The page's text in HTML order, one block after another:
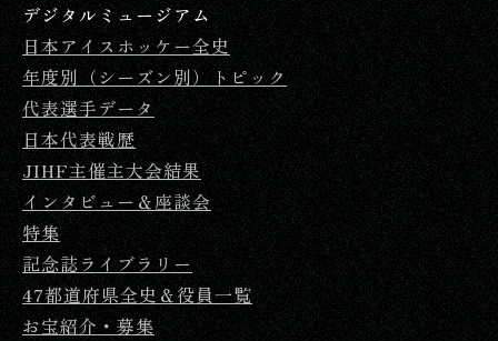
デジタルミュージアム
日本アイスホッケー全史
年度別（シーズン別）トピック
代表選手データ
日本代表戦歴
JIHF主催主大会結果
インタビュー＆座談会
特集
記念誌ライブラリー
47都道府県全史＆役員一覧
お宝紹介・募集